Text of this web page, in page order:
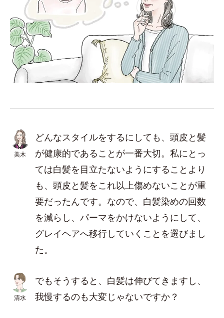
美木
どんなスタイルをするにしても、頭皮と髪
が健康的であることが一番大切。私にとっ
ては白髪を目立たないようにすることより
も、頭皮と髪をこれ以上傷めないことが重
要だったんです。なので、白髪染めの回数
を減らし、パーマをかけないようにして、
グレイヘアへ移行していくことを選びまし
た。
清水
でもそうすると、白髪は伸びてきますし、
我慢するのも大変じゃないですか？